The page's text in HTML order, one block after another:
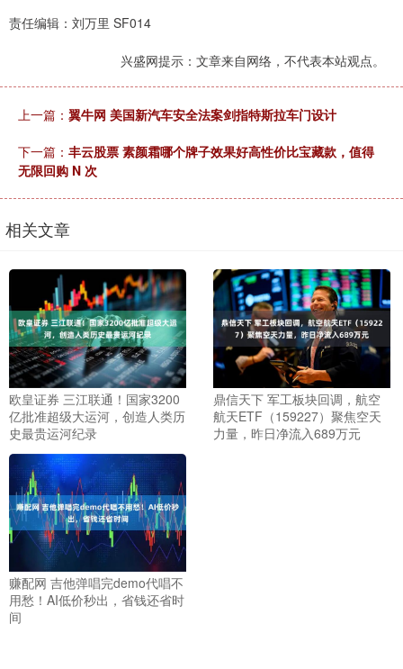
责任编辑：刘万里 SF014
兴盛网提示：文章来自网络，不代表本站观点。
上一篇： 翼牛网 美国新汽车安全法案剑指特斯拉车门设计
下一篇： 丰云股票 素颜霜哪个牌子效果好高性价比宝藏款，值得
无限回购 N 次
相关文章
欧皇证券 三江联通！国家3200
亿批准超级大运河，创造人类历
史最贵运河纪录
鼎信天下 军工板块回调，航空
航天ETF（159227）聚焦空天
力量，昨日净流入689万元
赚配网 吉他弹唱完demo代唱不
用愁！AI低价秒出，省钱还省时
间